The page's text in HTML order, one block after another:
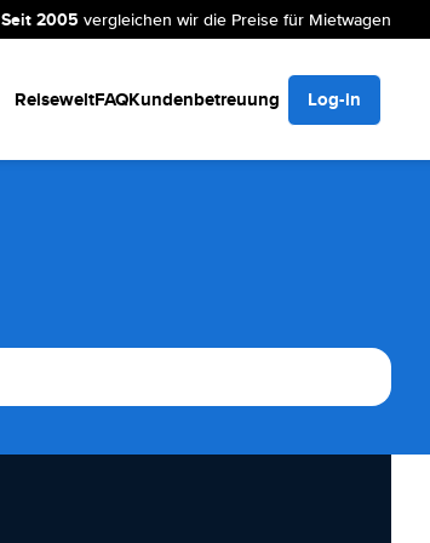
Seit 2005 vergleichen wir die Preise für Mietwagen
ReiseweltFAQKundenbetreuung Log-in